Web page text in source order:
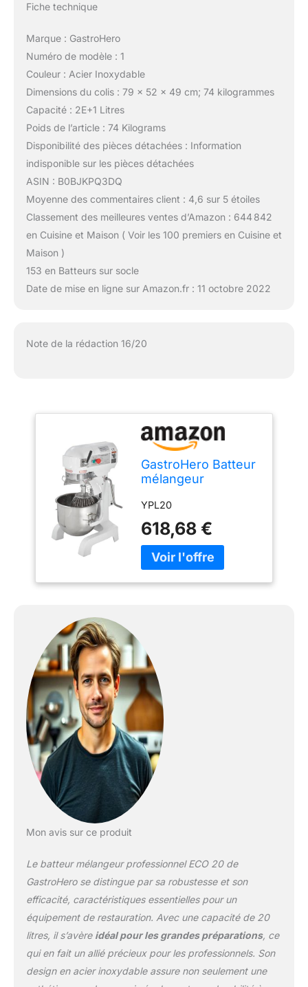
Fiche technique
Marque : GastroHero
Numéro de modèle : 1
Couleur : Acier Inoxydable
Dimensions du colis : 79 x 52 x 49 cm; 74 kilogrammes
Capacité : 2E+1 Litres
Poids de l’article : 74 Kilograms
Disponibilité des pièces détachées : Information
indisponible sur les pièces détachées
ASIN : B0BJKPQ3DQ
Moyenne des commentaires client : 4,6 sur 5 étoiles
Classement des meilleures ventes d’Amazon : 644 842
en Cuisine et Maison ( Voir les 100 premiers en Cuisine et
Maison )
153 en Batteurs sur socle
Date de mise en ligne sur Amazon.fr : 11 octobre 2022
Note de la rédaction 16/20
GastroHero Batteur
mélangeur
20 | CHR
Fournitures de la
restauration
YPL20
618,68 €
Mon avis sur ce produit
Le batteur mélangeur professionnel ECO 20 de
GastroHero se distingue par sa robustesse et son
efficacité, caractéristiques essentielles pour un
équipement de restauration. Avec une capacité de 20
litres, il s’avère idéal pour les grandes préparations, ce
qui en fait un allié précieux pour les professionnels. Son
design en acier inoxydable assure non seulement une